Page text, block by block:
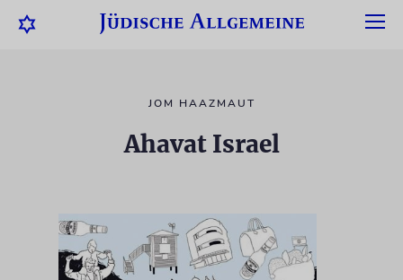
JOM HAAZMAUT
Ahavat Israel